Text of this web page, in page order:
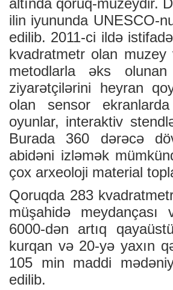
altında qoruq-muzeydir.
ilin iyununda UNESCO-
edilib. 2011-ci ildə
kvadratmetr olan
metodlarla əks
ziyarətçilərini heyran
olan sensor
oyunlar, interaktiv
Burada 360 dərəcə
abidəni izləmək
çox arxeoloji material
Qoruqda 283
müşahidə meydançası
6000-dən artıq
kurqan və 20-yə yaxın
105 min maddi
edilib.